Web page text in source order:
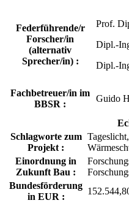
Federführende/r
Forscher/in
(alternativ
Sprecher/in) :
Prof.
Dipl.-
Dipl.-
Fachbetreuer/in im
BBSR :
Guido
Schlagworte zum
Projekt :
Einordnung in
Zukunft Bau :
Bundesförderung
in EUR :